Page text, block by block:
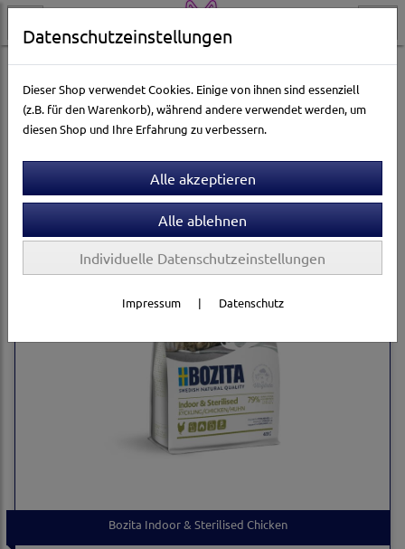
Katzenwelt Katzen Trockenfutter Bozita
Sortierung wählen
Bozita Indoor & Sterilised Chicken
Datenschutzeinstellungen
Dieser Shop verwendet Cookies. Einige von ihnen sind essenziell
(z.B. für den Warenkorb), während andere verwendet werden, um
diesen Shop und Ihre Erfahrung zu verbessern.
Individuelle Datenschutzeinstellungen
Impressum | Datenschutz